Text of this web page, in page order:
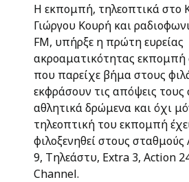
Η εκπομπή, τηλεοπτικά στο
Γιώργου Κουρή και
FM, υπήρξε η πρώτη ευρείας
ακροαματικότητας εκπομπή
που παρείχε βήμα στους
εκφράσουν τις απόψεις τους
αθλητικά δρώμενα και όχι
τηλεοπτική του εκπομπή
φιλοξενηθεί στους
9, Τηλεάστυ, Extra 3, Action
Channel.